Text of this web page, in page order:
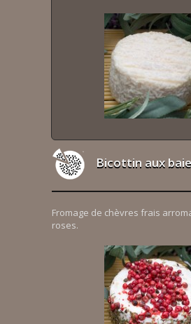
Bicottin aux
Fromage de chèvres frais
roses.